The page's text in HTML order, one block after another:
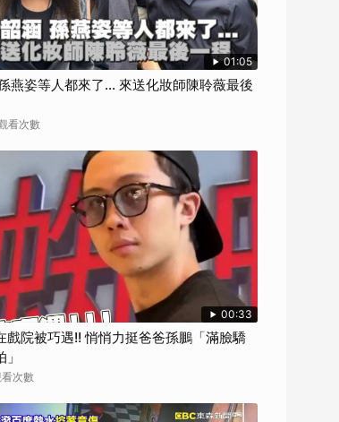
01:05
燕姿等人都來了... 來送化妝師陳聆薇最後
看次數
00:33
戲院被巧遇!! 悄悄力挺爸爸孫鵬「滿臉驕
次數